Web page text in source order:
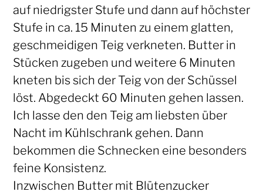
auf niedrigster Stufe und dann auf höchster
Stufe in ca. 15 Minuten zu einem glatten,
geschmeidigen Teig verkneten. Butter in
Stücken zugeben und weitere 6 Minuten
kneten bis sich der Teig von der Schüssel
löst. Abgedeckt 60 Minuten gehen lassen.
Ich lasse den den Teig am liebsten über
Nacht im Kühlschrank gehen. Dann
bekommen die Schnecken eine besonders
feine Konsistenz.
Inzwischen Butter mit Blütenzucker